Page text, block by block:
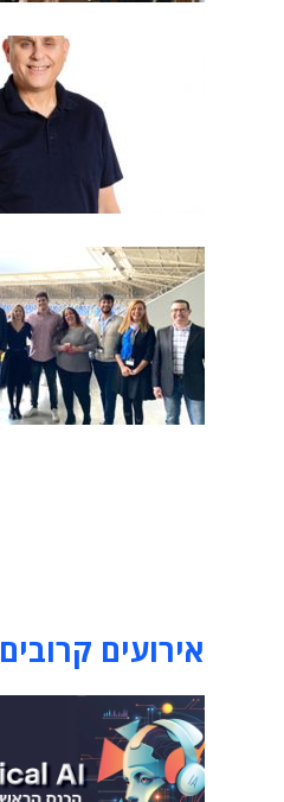
אירועים קרובים